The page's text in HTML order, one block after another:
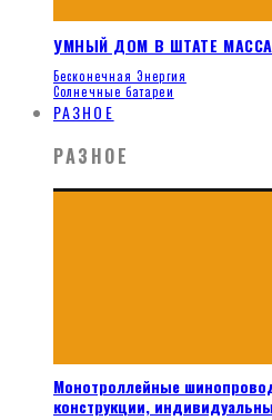
УМНЫЙ ДОМ В ШТАТЕ
Бесконечная Энергия
Солнечные батареи
РАЗНОЕ
РАЗНОЕ
Монотроллейные
конструкции,